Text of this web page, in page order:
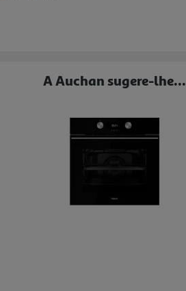
A Auchan sugere-lhe...